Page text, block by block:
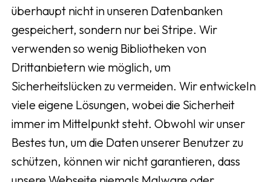
überhaupt nicht in unseren Datenbanken
gespeichert, sondern nur bei Stripe. Wir
verwenden so wenig Bibliotheken von
Drittanbietern wie möglich, um
Sicherheitslücken zu vermeiden. Wir entwickeln
viele eigene Lösungen, wobei die Sicherheit
immer im Mittelpunkt steht. Obwohl wir unser
Bestes tun, um die Daten unserer Benutzer zu
schützen, können wir nicht garantieren, dass